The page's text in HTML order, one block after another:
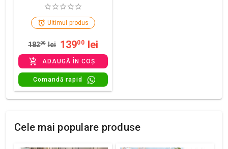
Ultimul produs
18200 lei 13900 lei
ADAUGĂ ÎN COȘ
Comandă rapid
Cele mai populare produse